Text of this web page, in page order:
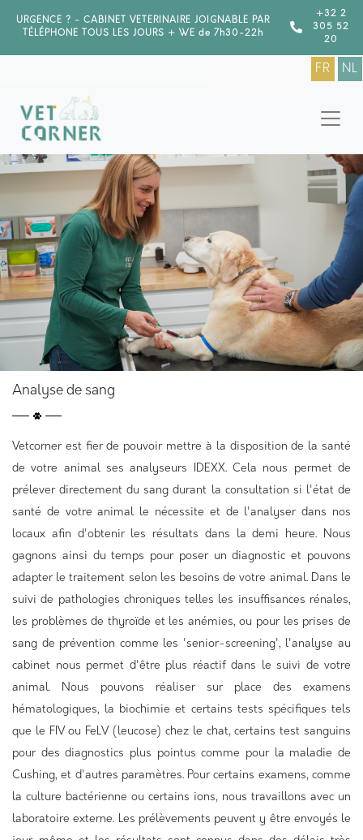
URGENCE ? - CABINET VETERINAIRE JOIGNABLE PAR
TÉLÉPHONE TOUS LES JOURS + WE de 7h30-22h
+32 2
305 52
20
NL
FR
Analyse de sang
Vetcorner est fier de pouvoir mettre à la disposition de la santé
de votre animal ses analyseurs IDEXX. Cela nous permet de
prélever directement du sang durant la consultation si l'état de
santé de votre animal le nécessite et de l'analyser dans nos
locaux afin d'obtenir les résultats dans la demi heure. Nous
gagnons ainsi du temps pour poser un diagnostic et pouvons
adapter le traitement selon les besoins de votre animal. Dans le
suivi de pathologies chroniques telles les insuffisances rénales,
les problèmes de thyroïde et les anémies, ou pour les prises de
sang de prévention comme les 'senior-screening', l'analyse au
cabinet nous permet d'être plus réactif dans le suivi de votre
animal. Nous pouvons réaliser sur place des examens
hématologiques, la biochimie et certains tests spécifiques tels
que le FIV ou FeLV (leucose) chez le chat, certains test sanguins
pour des diagnostics plus pointus comme pour la maladie de
Cushing, et d'autres paramètres. Pour certains examens, comme
la culture bactérienne ou certains ions, nous travaillons avec un
laboratoire externe. Les prélèvements peuvent y être envoyés le